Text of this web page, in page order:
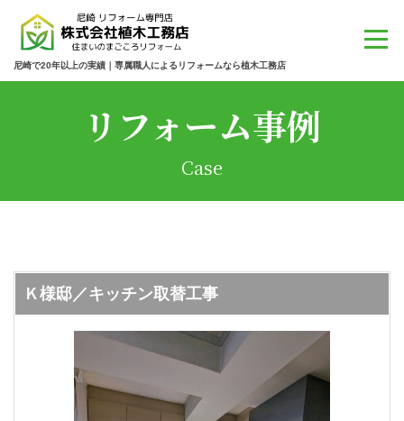
尼崎で20年以上の実績｜専属職人によるリフォームなら植木工務店
リフォーム事例
Case
Ｋ様邸／キッチン取替工事